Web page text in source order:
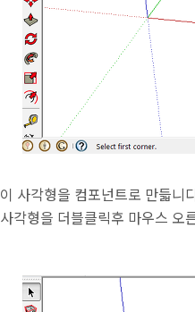
이 사각형을 컴포넌트로 만듧니
사각형을 더블클릭후 마우스